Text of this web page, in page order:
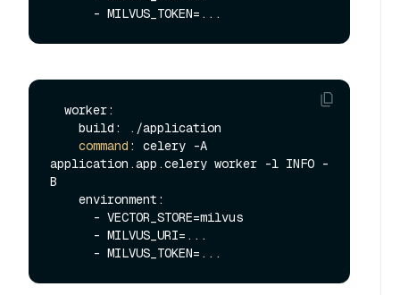
command : celery -A
application.app.celery worker -l INFO -
B